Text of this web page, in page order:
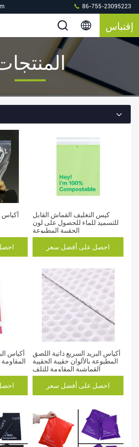
86-755-23095223
إقتباس
أكياس
كيس التغليف القماش القابل
للتسميد للماء للحصول على لون
الحقيبة المطبوعة
احصل على أفضل سعر
أكياس
أكياس البريد السريع ذاتية اللصق
المطبوعة بالألوان حقيبة الحقيبة
القماشية المقاومة للتلف
احصل على أفضل سعر